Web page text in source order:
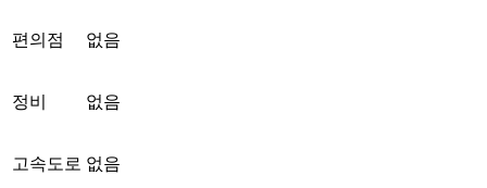
편의점 없음
정비 없음
고속도로 없음